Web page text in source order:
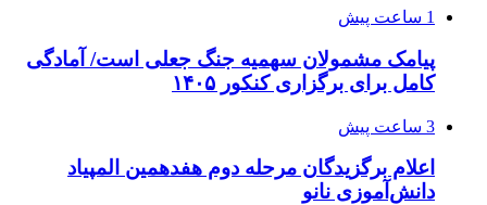
1 ساعت پیش
پیامک مشمولان سهمیه جنگ جعلی است/ آمادگی
کامل برای برگزاری کنکور ۱۴۰۵
3 ساعت پیش
اعلام برگزیدگان مرحله دوم هفدهمین المپیاد
دانش‌آموزی نانو